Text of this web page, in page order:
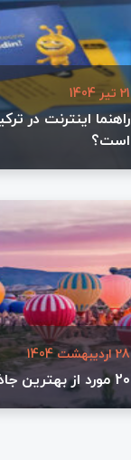
21 تیر 1404
راهنما اینترنت در
است؟
28 اردیبهشت 1404
20 مورد از بهترین جاذبه های گردشگری کاپادوکیا